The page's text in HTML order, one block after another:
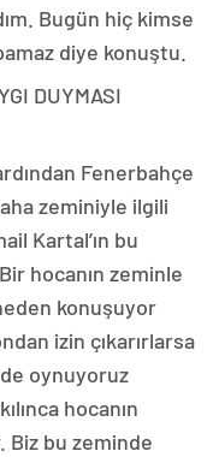
Bugün hiç kimse
diye konuştu.
DUYMASI
Fenerbahçe
zeminiyle ilgili
Kartal’ın bu
hocanın zeminle
konuşuyor
izin çıkarırlarsa
oynuyoruz
hocanın
bu zeminde